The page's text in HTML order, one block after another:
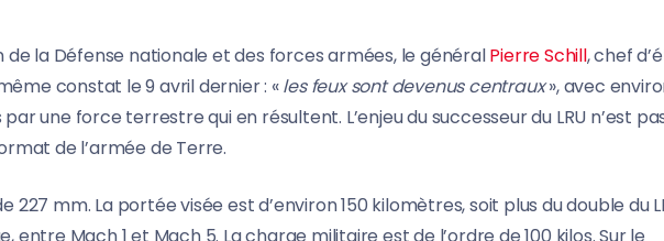
la Défense nationale et des forces armées, le généralPierre Schill, chef
constat le 9 avril dernier : «les feux sont devenus centraux», avec
une force terrestre qui en résultent. L’enjeu du successeur du LRU n’est
de l’armée de Terre.
227 mm. La portée visée est d’environ 150 kilomètres, soit plus du double du